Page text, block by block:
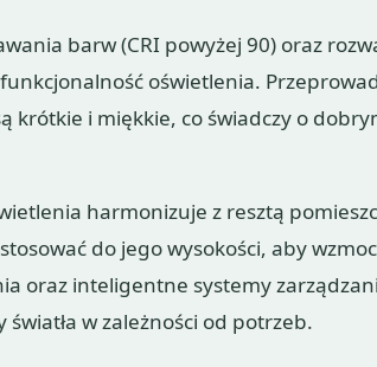
barw (CRI powyżej 90) oraz
oświetlenia.
krótkie i miękkie, co świadczy o
harmonizuje z resztą
do jego wysokości, aby
oraz inteligentne systemy
w zależności od potrzeb.